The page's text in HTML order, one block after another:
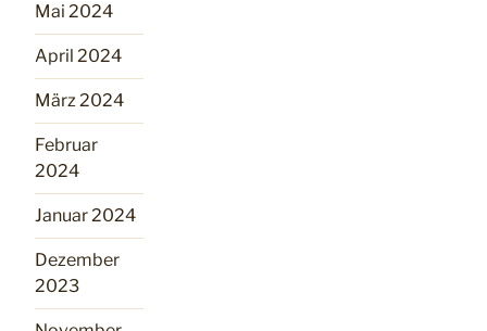
Mai 2024
April 2024
März 2024
Februar
2024
Januar 2024
Dezember
2023